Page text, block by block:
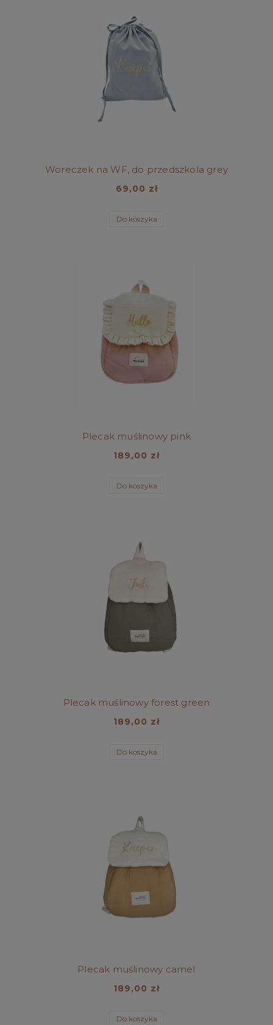
Woreczek na WF, do przedszkola grey
69,00 zł
Do koszyka
Plecak muślinowy pink
189,00 zł
Do koszyka
Plecak muślinowy forest green
189,00 zł
Do koszyka
Plecak muślinowy camel
189,00 zł
Do koszyka